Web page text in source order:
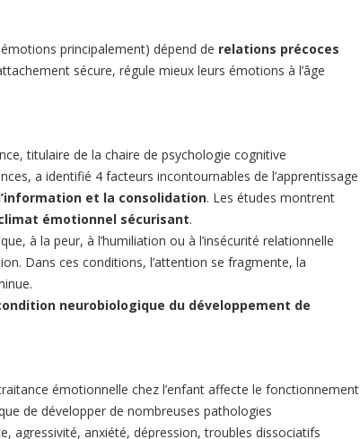
principalement) dépend de relations précoces
sécure, régule mieux leurs émotions à l’âge
titulaire de la chaire de psychologie cognitive
a identifié 4 facteurs incontournables de l’apprentissage
et la consolidation. Les études montrent
émotionnel sécurisant.
à la peur, à l’humiliation ou à l’insécurité relationnelle
Dans ces conditions, l’attention se fragmente, la
neurobiologique du développement de
émotionnelle chez l’enfant affecte le fonctionnement
de développer de nombreuses pathologies
agressivité, anxiété, dépression, troubles dissociatifs